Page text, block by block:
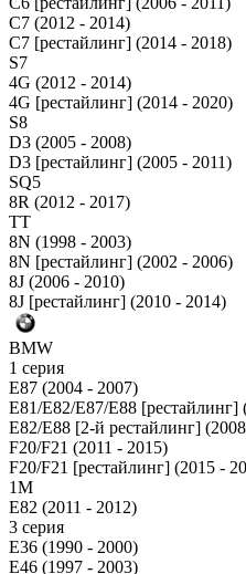
C7 (2012 - 2014)
C7 [рестайлинг] (2014 - 2018)
S7
4G (2012 - 2014)
4G [рестайлинг] (2014 - 2020)
S8
D3 (2005 - 2008)
D3 [рестайлинг] (2005 - 2011)
SQ5
8R (2012 - 2017)
TT
8N (1998 - 2003)
8N [рестайлинг] (2002 - 2006)
8J (2006 - 2010)
8J [рестайлинг] (2010 - 2014)
BMW
1 серия
E87 (2004 - 2007)
E81/E82/E87/E88 [рестайлинг]
E82/E88 [2-й рестайлинг]
F20/F21 (2011 - 2015)
F20/F21 [рестайлинг] (2015 -
1M
E82 (2011 - 2012)
3 серия
E36 (1990 - 2000)
E46 (1997 - 2003)